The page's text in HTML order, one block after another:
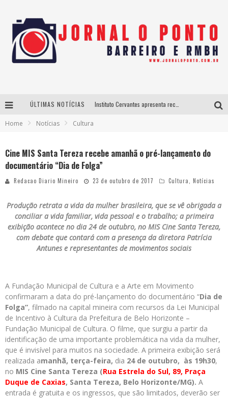
ÚLTIMAS NOTÍCIAS
Home Notícias Cultura
Cine MIS Santa Tereza recebe amanhã o pré-lançamento do
documentário “Dia de Folga”
Redacao Diario Mineiro 23 de outubro de 2017 Cultura Notícias
Produção retrata a vida da mulher brasileira, que se vê obrigada a
conciliar a vida familiar, vida pessoal e o trabalho; a primeira
exibição acontece no dia 24 de outubro, no MIS Cine Santa Tereza,
com debate que contará com a presença da diretora Patrícia
Antunes e representantes de movimentos sociais
A Fundação Municipal de Cultura e a Arte em Movimento
confirmaram a data do pré-lançamento do documentário “Dia de
Folga”, filmado na capital mineira com recursos da Lei Municipal
de Incentivo à Cultura da Prefeitura de Belo Horizonte –
Fundação Municipal de Cultura. O filme, que surgiu a partir da
identificação de uma importante problemática na vida da mulher,
que é invisível para muitos na sociedade. A primeira exibição será
realizada amanhã, terça-feira, dia 24 de outubro, às 19h30,
no MIS Cine Santa Tereza (Rua Estrela do Sul, 89, Praça
Duque de Caxias, Santa Tereza, Belo Horizonte/MG). A
entrada é gratuita e os ingressos, que são limitados, deverão ser